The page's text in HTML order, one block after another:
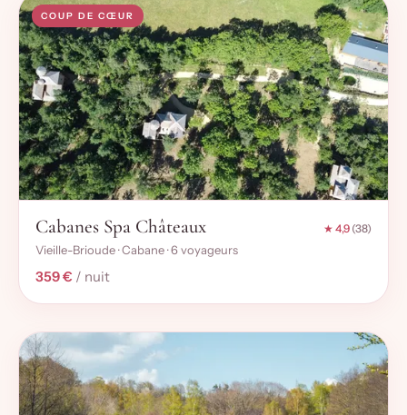
COUP DE CŒUR
Cabanes Spa Châteaux ★ 4,9 (38)
Vieille-Brioude · Cabane · 6 voyageurs
359 € / nuit